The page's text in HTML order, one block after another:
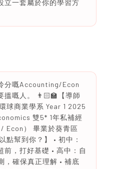
立一套屬於你的學習方
分嘅Accounting/Econ
搵嘅人。 👨🏻‍🏫【導師
球商業學系 Year 1 2025
雙5* 1年私補經
Econ） 畢業於葵青區
點幫到你？】 • 初中：
前，打好基礎 • 高中：自
，確保真正理解 • 補底